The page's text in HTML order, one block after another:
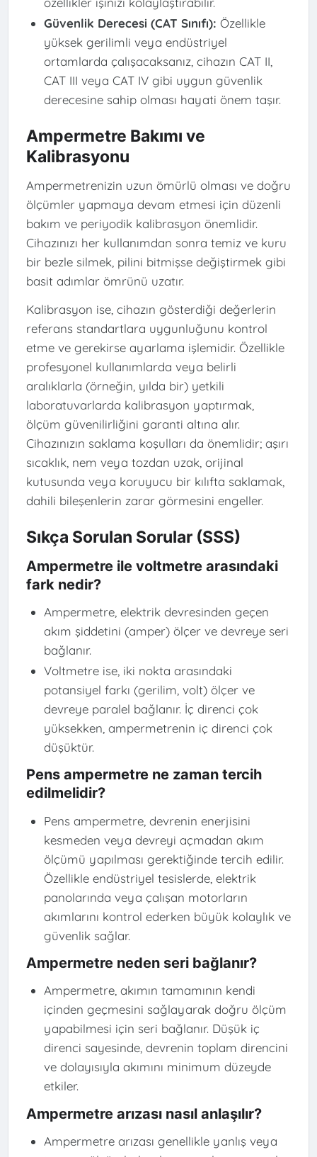
Güvenlik Derecesi (CAT Sınıfı): Özellikle
yüksek gerilimli veya endüstriyel
ortamlarda çalışacaksanız, cihazın CAT II,
CAT III veya CAT IV gibi uygun güvenlik
derecesine sahip olması hayati önem taşır.
Ampermetre Bakımı ve
Kalibrasyonu
Ampermetrenizin uzun ömürlü olması ve doğru
ölçümler yapmaya devam etmesi için düzenli
bakım ve periyodik kalibrasyon önemlidir.
Cihazınızı her kullanımdan sonra temiz ve kuru
bir bezle silmek, pilini bitmişse değiştirmek gibi
basit adımlar ömrünü uzatır.
Kalibrasyon ise, cihazın gösterdiği değerlerin
referans standartlara uygunluğunu kontrol
etme ve gerekirse ayarlama işlemidir. Özellikle
profesyonel kullanımlarda veya belirli
aralıklarla (örneğin, yılda bir) yetkili
laboratuvarlarda kalibrasyon yaptırmak,
ölçüm güvenilirliğini garanti altına alır.
Cihazınızın saklama koşulları da önemlidir; aşırı
sıcaklık, nem veya tozdan uzak, orijinal
kutusunda veya koruyucu bir kılıfta saklamak,
dahili bileşenlerin zarar görmesini engeller.
Sıkça Sorulan Sorular (SSS)
Ampermetre ile voltmetre arasındaki
fark nedir?
Ampermetre, elektrik devresinden geçen
akım şiddetini (amper) ölçer ve devreye seri
bağlanır.
Voltmetre ise, iki nokta arasındaki
potansiyel farkı (gerilim, volt) ölçer ve
devreye paralel bağlanır. İç direnci çok
yüksekken, ampermetrenin iç direnci çok
düşüktür.
Pens ampermetre ne zaman tercih
edilmelidir?
Pens ampermetre, devrenin enerjisini
kesmeden veya devreyi açmadan akım
ölçümü yapılması gerektiğinde tercih edilir.
Özellikle endüstriyel tesislerde, elektrik
panolarında veya çalışan motorların
akımlarını kontrol ederken büyük kolaylık ve
güvenlik sağlar.
Ampermetre neden seri bağlanır?
Ampermetre, akımın tamamının kendi
içinden geçmesini sağlayarak doğru ölçüm
yapabilmesi için seri bağlanır. Düşük iç
direnci sayesinde, devrenin toplam direncini
ve dolayısıyla akımını minimum düzeyde
etkiler.
Ampermetre arızası nasıl anlaşılır?
Ampermetre arızası genellikle yanlış veya